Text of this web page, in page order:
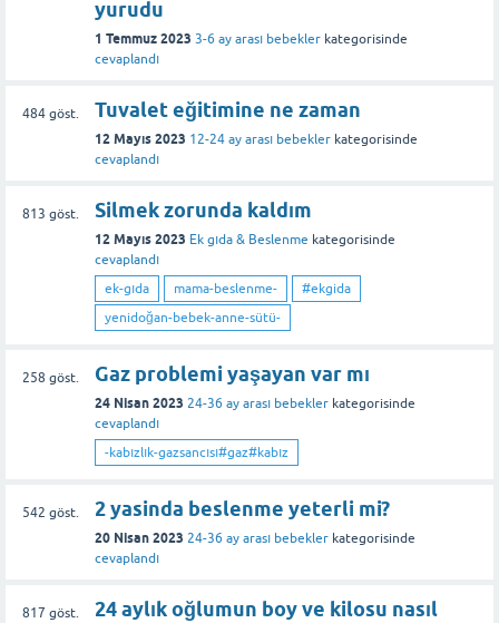
yurudu
1 Temmuz 2023 3-6 ay arası bebekler kategorisinde
cevaplandı
484göst. Tuvalet eğitimine ne zaman
12 Mayıs 2023 12-24 ay arası bebekler kategorisinde
cevaplandı
813 göst. Silmek zorunda kaldım
12 Mayıs 2023 Ek gıda & Beslenme kategorisinde
cevaplandı
ek-gıda
mama-beslenme-
#ekgida
yenidoğan-bebek-anne-sütü-
258 göst. Gaz problemi yaşayan var mı
24 Nisan 2023 24-36 ay arası bebekler kategorisinde
cevaplandı
-kabızlık-gazsancısı#gaz#kabız
542 göst. 2 yasinda beslenme yeterli mi?
20 Nisan 2023 24-36 ay arası bebekler kategorisinde
cevaplandı
817 göst.
24 aylık oğlumun boy ve kilosu nasıl